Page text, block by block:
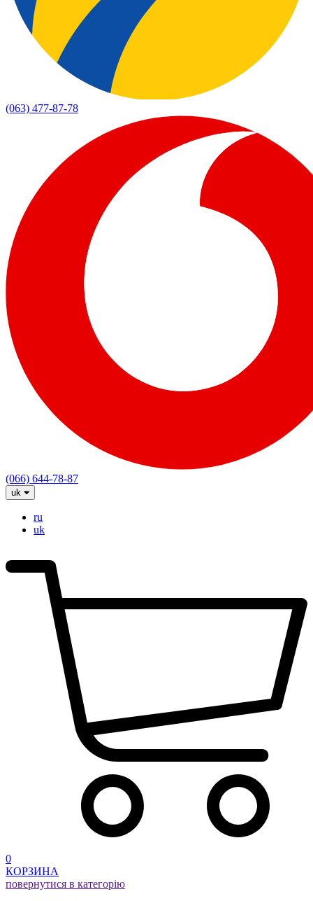
(063) 477-87-78
(066) 644-78-87
uk
ru
uk
0
КОРЗИНА
повернутися в категорію